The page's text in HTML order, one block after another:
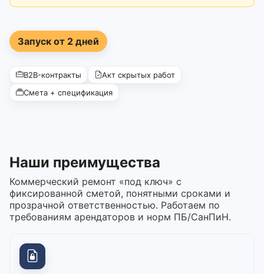
Запуск от 2 дней
B2B-контракты
Акт скрытых работ
Смета + спецификация
Наши преимущества
Коммерческий ремонт «под ключ» с
фиксированной сметой, понятными сроками и
прозрачной ответственностью. Работаем по
требованиям арендаторов и норм ПБ/СанПиН.